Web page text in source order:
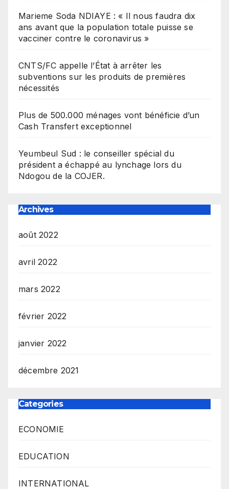
Marieme Soda NDIAYE : « Il nous faudra dix
ans avant que la population totale puisse se
vacciner contre le coronavirus »
CNTS/FC appelle l’État à arrêter les
subventions sur les produits de premières
nécessités
Plus de 500.000 ménages vont bénéficie d’un
Cash Transfert exceptionnel
Yeumbeul Sud : le conseiller spécial du
président a échappé au lynchage lors du
Ndogou de la COJER.
Archives
août 2022
avril 2022
mars 2022
février 2022
janvier 2022
décembre 2021
Categories
ECONOMIE
EDUCATION
INTERNATIONAL